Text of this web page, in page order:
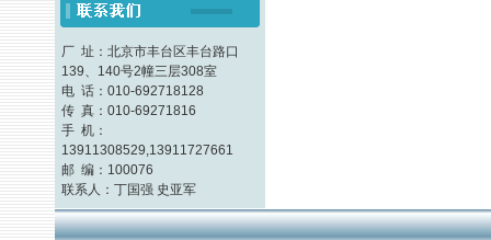
厂 址：北京市丰台区丰台路口
139、140号2幢三层308室
电 话：010-692718128
传 真：010-69271816
手 机：
13911308529,13911727661
邮 编：100076
联系人：丁国强 史亚军